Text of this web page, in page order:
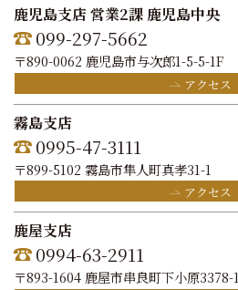
鹿児島支店 営業2課 鹿児島中央
099-297-5662
〒890-0062 鹿児島市与次郎1-5-5-1F
アクセス
霧島支店
0995-47-3111
〒899-5102 霧島市隼人町真孝31-1
アクセス
鹿屋支店
0994-63-2911
〒893-1604 鹿屋市串良町下小原3378-1